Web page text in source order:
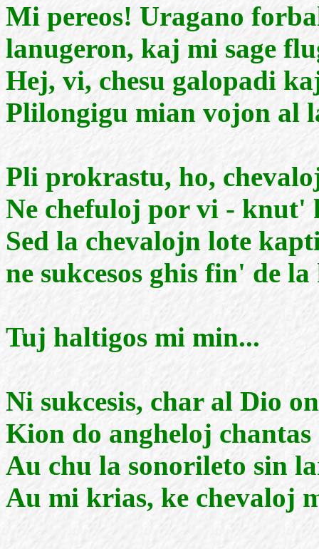
Mi pereos! Uragano
lanugeron, kaj mi sage
Hej, vi, chesu galopadi
Plilongigu mian vojon al
Pli prokrastu, ho,
Ne chefuloj por vi -
Sed la chevalojn lote
ne sukcesos ghis fin' de
Tuj haltigos mi min...
Ni sukcesis, char al Dio
Kion do angheloj
Au chu la sonorileto sin
Au mi krias, ke chevaloj